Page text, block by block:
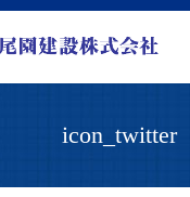
icon_twitter